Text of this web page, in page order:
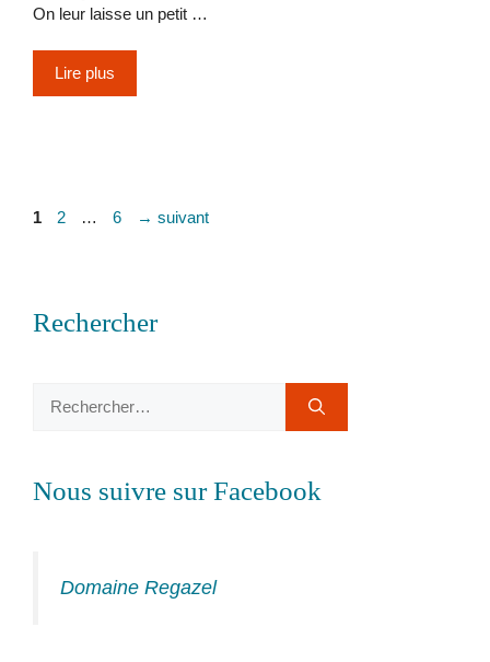
On leur laisse un petit …
Lire plus
Page
1 Page
2 … Page
6 → suivant
Rechercher
Nous suivre sur Facebook
Domaine Regazel